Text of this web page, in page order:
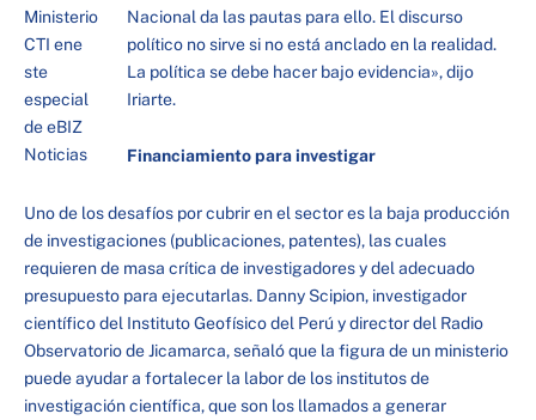
Ministerio
CTI ene
ste
especial
de eBIZ
Noticias
Nacional da las pautas para ello. El discurso
político no sirve si no está anclado en la realidad.
La política se debe hacer bajo evidencia», dijo
Iriarte.
Financiamiento para investigar
Uno de los desafíos por cubrir en el sector es la baja producción
de investigaciones (publicaciones, patentes), las cuales
requieren de masa crítica de investigadores y del adecuado
presupuesto para ejecutarlas. Danny Scipion, investigador
científico del Instituto Geofísico del Perú y director del Radio
Observatorio de Jicamarca, señaló que la figura de un ministerio
puede ayudar a fortalecer la labor de los institutos de
investigación científica, que son los llamados a generar